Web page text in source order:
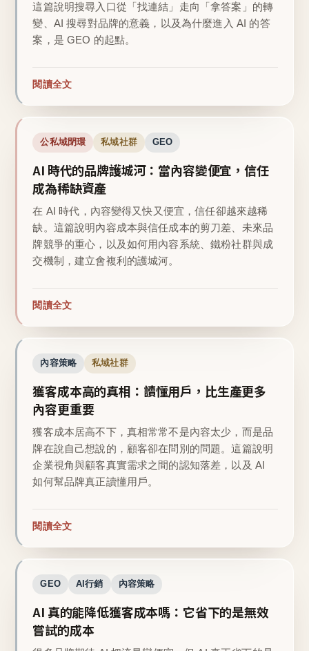
這篇說明搜尋入口從「找連結」走向「拿答案」的轉
變、AI 搜尋對品牌的意義，以及為什麼進入 AI 的答
案，是 GEO 的起點。
閱讀全文
公私域閉環 私域社群 GEO
AI 時代的品牌護城河：當內容變便宜，信任
成為稀缺資產
在 AI 時代，內容變得又快又便宜，信任卻越來越稀
缺。這篇說明內容成本與信任成本的剪刀差、未來品
牌競爭的重心，以及如何用內容系統、鐵粉社群與成
交機制，建立會複利的護城河。
閱讀全文
內容策略 私域社群
獲客成本高的真相：讀懂用戶，比生產更多
內容更重要
獲客成本居高不下，真相常常不是內容太少，而是品
牌在說自己想說的，顧客卻在問別的問題。這篇說明
企業視角與顧客真實需求之間的認知落差，以及 AI
如何幫品牌真正讀懂用戶。
閱讀全文
GEO AI行銷 內容策略
AI 真的能降低獲客成本嗎：它省下的是無效
嘗試的成本